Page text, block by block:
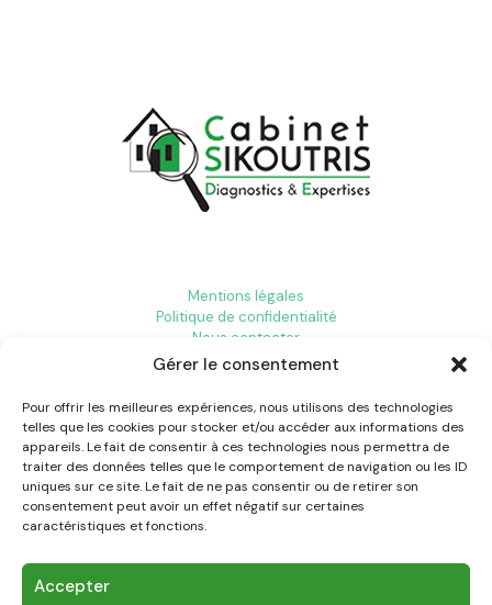
Gérer le consentement
Pour offrir les meilleures expériences, nous utilisons des technologies
telles que les cookies pour stocker et/ou accéder aux informations des
appareils. Le fait de consentir à ces technologies nous permettra de
traiter des données telles que le comportement de navigation ou les ID
uniques sur ce site. Le fait de ne pas consentir ou de retirer son
consentement peut avoir un effet négatif sur certaines
caractéristiques et fonctions.
Accepter
Mentions légales
Politique de confidentialité
Nous contacter
Diagnostic immobilier Aix-en-Provence
Diagnostic immobilier Toulon
Diagnostic immobilier Aubagne